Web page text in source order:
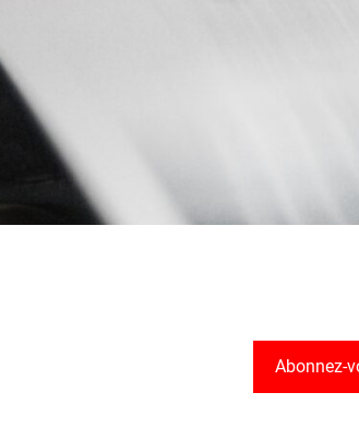
Abonnez-